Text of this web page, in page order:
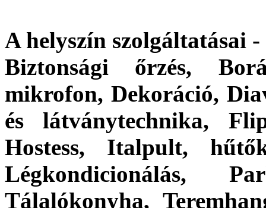
A helyszín szolgáltatásai
Biztonsági őrzés,
mikrofon, Dekoráció,
és látványtechnika,
Hostess, Italpult,
Légkondicionálás,
Tálalókonyha,